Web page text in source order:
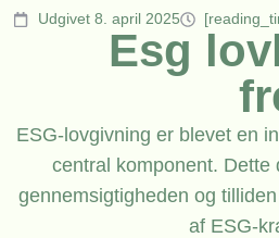
Udgivet 8. april 2025
Esg
ESG-lovgivning er blevet en
central komponent.
gennemsigtigheden og
af ESG-